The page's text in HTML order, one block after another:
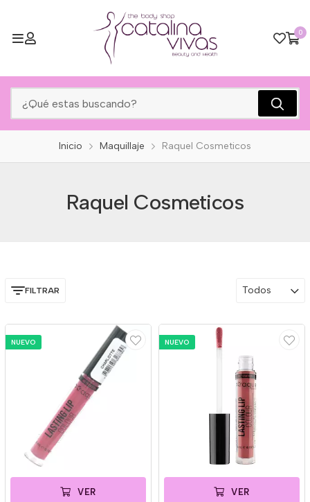
0
Inicio Maquillaje Raquel Cosmeticos
Raquel Cosmeticos
FILTRAR Todos
NUEVO
VER
NUEVO
VER